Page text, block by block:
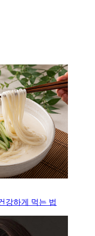
강하게 먹는 법